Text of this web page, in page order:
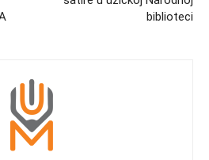
biblioteci